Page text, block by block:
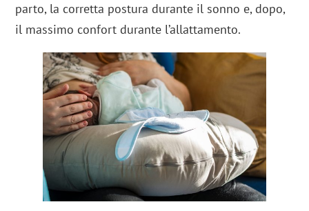
parto, la corretta postura durante il sonno e, dopo,
il massimo confort durante l’allattamento.